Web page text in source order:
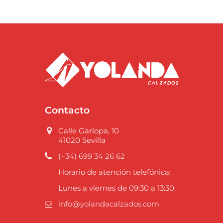
Contacto
Calle Garlopa, 10
41020 Sevilla
(+34) 699 34 26 62
Horario de atención telefónica:
Lunes a viernes de 09:30 a 13:30.
info@yolandacalzados.com